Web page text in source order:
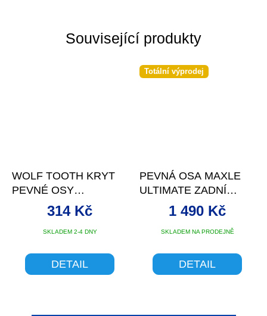
Související produkty
WOLF TOOTH KRYT
PEVNÉ OSY
ORANŽOVÁ
SKLADEM 2-4 DNY
314 Kč
DETAIL
Totální výprodej
PEVNÁ OSA MAXLE
ULTIMATE ZADNÍ
12X148 180MM
M12X1.75 BOOST
SKLADEM NA PRODEJNĚ
1 490 Kč
DETAIL